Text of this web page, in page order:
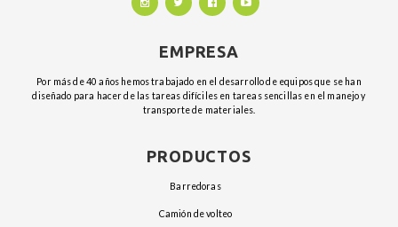
EMPRESA
Por más de 40 años hemos trabajado en el desarrollo de equipos que se han
diseñado para hacer de las tareas difíciles en tareas sencillas en el manejo y
transporte de materiales.
PRODUCTOS
barredoras
camión de volteo